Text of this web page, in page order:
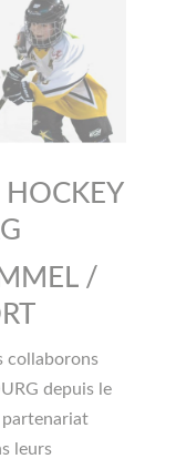
HOCKEY
/
collaborons
depuis le
partenariat
leurs